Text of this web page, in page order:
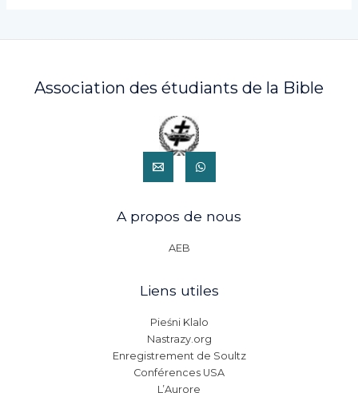
Association des étudiants de la Bible
A propos de nous
AEB
Liens utiles
Pieśni Klalo
Nastrazy.org
Enregistrement de Soultz
Conférences USA
L’Aurore